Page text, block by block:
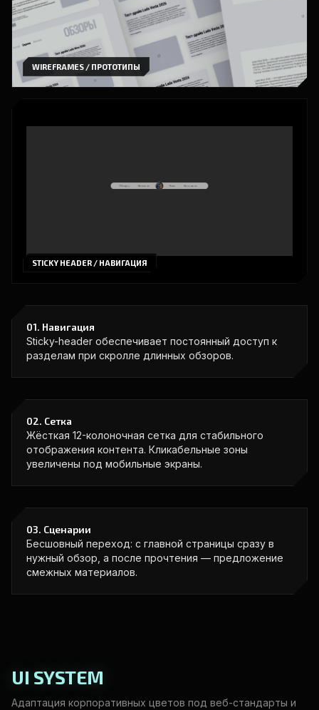
01. Навигация
Sticky-header обеспечивает постоянный доступ к
разделам при скролле длинных обзоров.
02. Сетка
Жёсткая 12-колоночная сетка для стабильного
отображения контента. Кликабельные зоны
увеличены под мобильные экраны.
03. Сценарии
Бесшовный переход: с главной страницы сразу в
нужный обзор, а после прочтения — предложение
смежных материалов.
UI SYSTEM
Адаптация корпоративных цветов под веб-стандарты и